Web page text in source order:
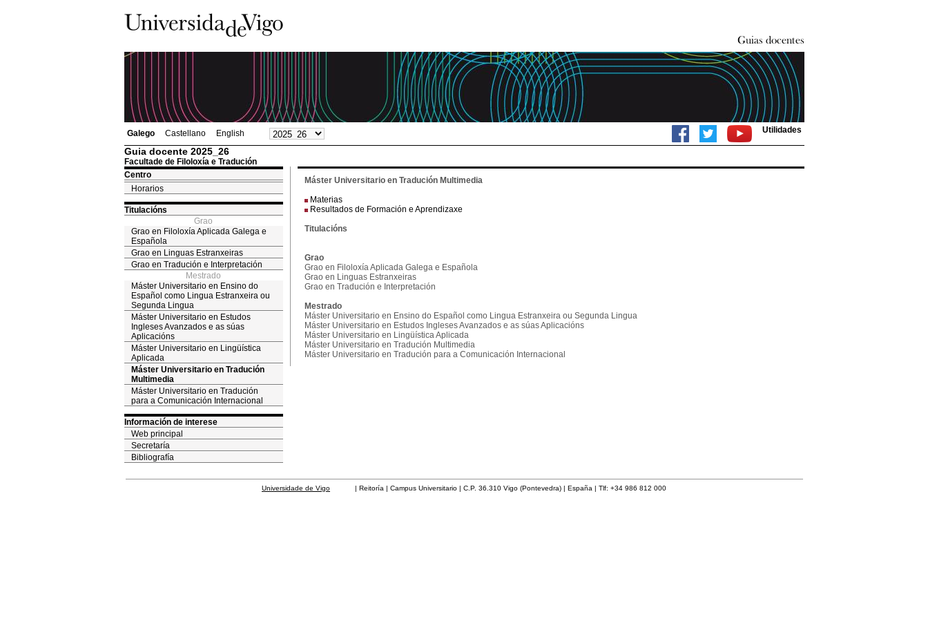
Galego Castellano English Utilidades
Guia docente 2025_26
Facultade de Filoloxía e Tradución
Centro
Horarios
Titulacións
Grao
Grao en Filoloxía Aplicada Galega e
Española
Grao en Linguas Estranxeiras
Grao en Tradución e Interpretación
Mestrado
Máster Universitario en Ensino do
Español como Lingua Estranxeira ou
Segunda Lingua
Máster Universitario en Estudos
Ingleses Avanzados e as súas
Aplicacións
Máster Universitario en Lingüística
Aplicada
Máster Universitario en Tradución
Multimedia
Máster Universitario en Tradución
para a Comunicación Internacional
Información de interese
Web principal
Secretaría
Bibliografía
Máster Universitario en Tradución Multimedia
Materias
Resultados de Formación e Aprendizaxe
Titulacións
Grao
Grao en Filoloxía Aplicada Galega e Española
Grao en Linguas Estranxeiras
Grao en Tradución e Interpretación
Mestrado
Máster Universitario en Ensino do Español como Lingua Estranxeira ou Segunda Lingua
Máster Universitario en Estudos Ingleses Avanzados e as súas Aplicacións
Máster Universitario en Lingüística Aplicada
Máster Universitario en Tradución Multimedia
Máster Universitario en Tradución para a Comunicación Internacional
Universidade de Vigo | Reitoría | Campus Universitario | C.P. 36.310 Vigo (Pontevedra) | España | Tlf: +34 986 812 000